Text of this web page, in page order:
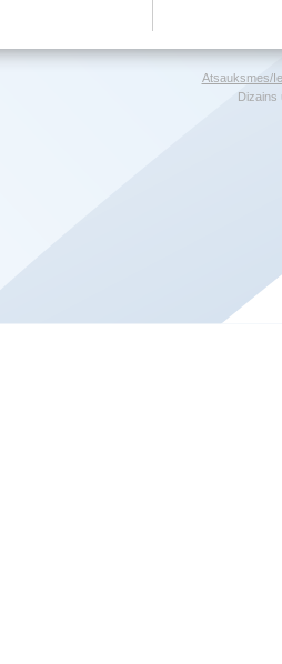
Atsauksmes/
Dizains